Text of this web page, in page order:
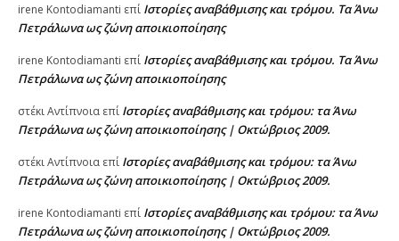
irene Kontodiamanti επί Ιστορίες αναβάθμισης και τρόμου. Τα Άνω
Πετράλωνα ως ζώνη αποικιοποίησης
irene Kontodiamanti επί Ιστορίες αναβάθμισης και τρόμου. Τα Άνω
Πετράλωνα ως ζώνη αποικιοποίησης
στέκι Αντίπνοια επί Ιστορίες αναβάθμισης και τρόμου: τα Άνω
Πετράλωνα ως ζώνη αποικιοποίησης | Οκτώβριος 2009.
στέκι Αντίπνοια επί Ιστορίες αναβάθμισης και τρόμου: τα Άνω
Πετράλωνα ως ζώνη αποικιοποίησης | Οκτώβριος 2009.
irene Kontodiamanti επί Ιστορίες αναβάθμισης και τρόμου: τα Άνω
Πετράλωνα ως ζώνη αποικιοποίησης | Οκτώβριος 2009.